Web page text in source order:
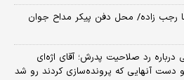
رجب زاده/ محل دفن پیکر مداح جوان
درباره رد صلاحیت پدرش؛ آقای اژه‌ای
دست آنهایی که پرونده‌سازی کردند رو شد